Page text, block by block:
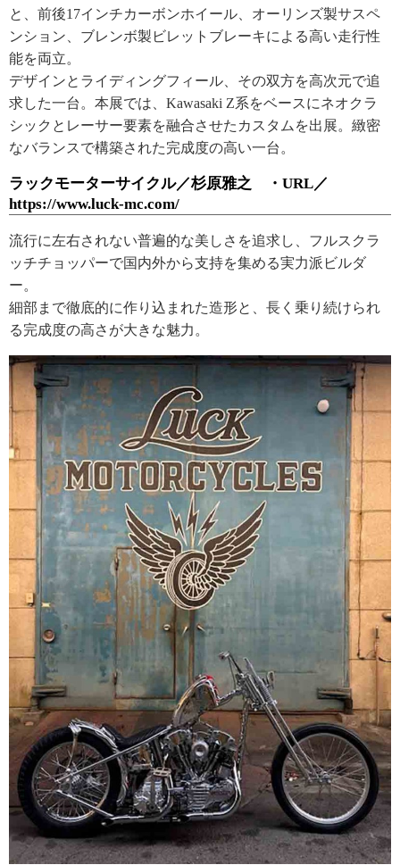
と、前後17インチカーボンホイール、オーリンズ製サスペ
ンション、ブレンボ製ビレットブレーキによる高い走行性
能を両立。
デザインとライディングフィール、その双方を高次元で追
求した一台。本展では、Kawasaki Z系をベースにネオクラ
シックとレーサー要素を融合させたカスタムを出展。緻密
なバランスで構築された完成度の高い一台。
ラックモーターサイクル／杉原雅之 ・URL／
https://www.luck-mc.com/
流行に左右されない普遍的な美しさを追求し、フルスクラ
ッチチョッパーで国内外から支持を集める実力派ビルダ
ー。
細部まで徹底的に作り込まれた造形と、長く乗り続けられ
る完成度の高さが大きな魅力。